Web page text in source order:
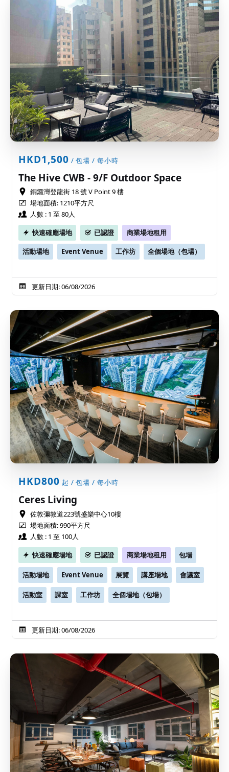
HKD1,500 / 包場 / 每小時
The Hive CWB - 9/F Outdoor Space
銅鑼灣登龍街 18 號 V Point 9 樓
場地面積: 1210平方尺
人數 : 1 至 80人
快速確應場地
已認證 商業場地租用
活動場地 Event Venue 工作坊 全個場地（包場）
更新日期: 06/08/2026
HKD800 起 / 包場 / 每小時
Ceres Living
佐敦彌敦道223號盛樂中心10樓
場地面積: 990平方尺
人數 : 1 至 100人
快速確應場地
已認證 商業場地租用 包場
活動場地 Event Venue 展覽 講座場地 會議室
活動室 課室 工作坊 全個場地（包場）
更新日期: 06/08/2026